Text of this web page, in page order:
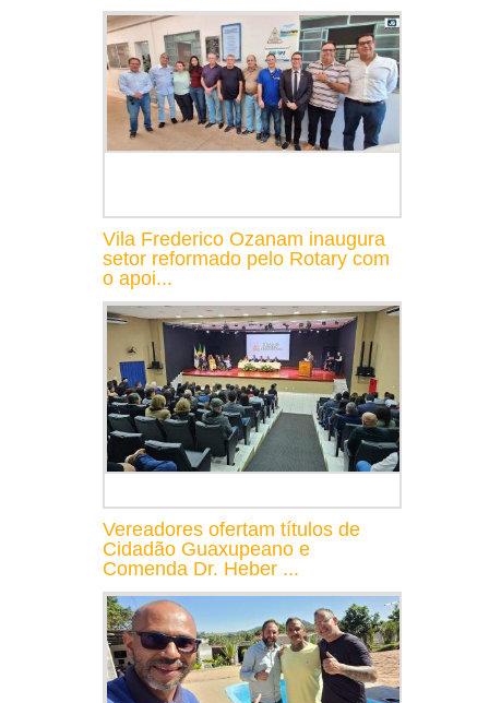
Vila Frederico Ozanam inaugura
setor reformado pelo Rotary com
o apoi...
Vereadores ofertam títulos de
Cidadão Guaxupeano e
Comenda Dr. Heber ...